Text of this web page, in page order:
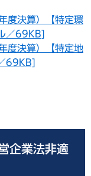
度決算）【特定環
／69KB]
度決算）【特定地
69KB]
企業法非適